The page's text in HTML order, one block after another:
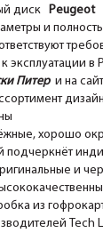
диск
Peugeot
и
эксплуатации в
Питер и на
хорошо
и
из
Tech